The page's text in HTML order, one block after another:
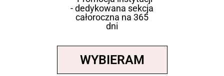
- dedykowana sekcja
całoroczna na 365
dni
WYBIERAM